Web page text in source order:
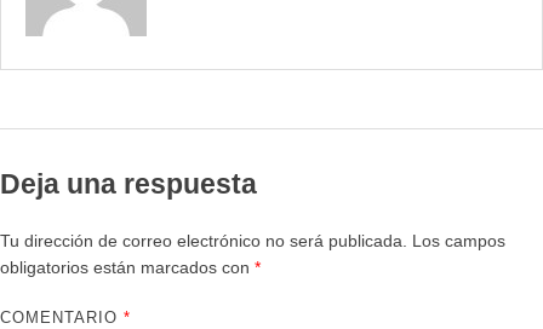
Deja una respuesta
Tu dirección de correo electrónico no será publicada.
Los campos
obligatorios están marcados con *
COMENTARIO*